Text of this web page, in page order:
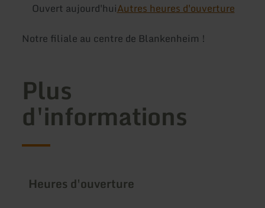
Ouvert aujourd'huiAutres heures d'ouverture
Notre filiale au centre de Blankenheim !
Plus
d'informations
Heures d'ouverture